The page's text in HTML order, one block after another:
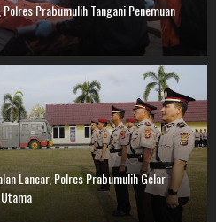
Prabumulih Tangani Penemuan
Lancar, Polres Prabumulih Gelar